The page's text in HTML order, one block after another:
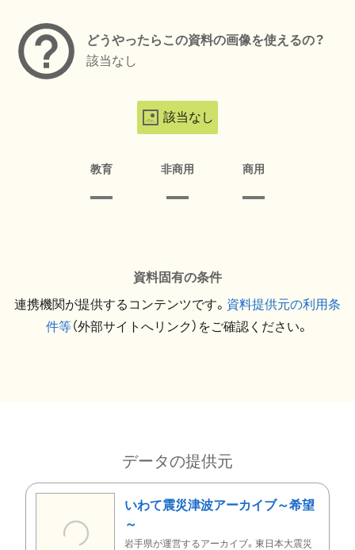
どうやったらこの資料の画像を使えるの？
該当なし
該当なし
教育 非商用 商用
資料固有の条件
連携機関が提供するコンテンツです。 資料提供元の利用条
件等（外部サイトへリンク）をご確認ください。
データの提供元
いわて震災津波アーカイブ～希望
～
岩手県が運営するアーカイブ。東日本大震災